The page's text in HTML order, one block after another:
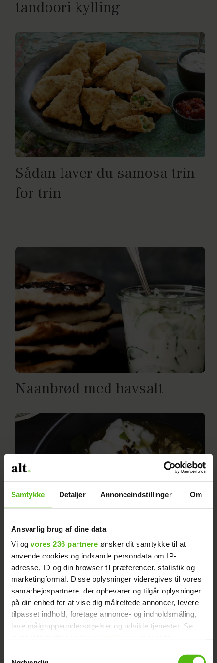
Samtykke Detaljer Annonceindstillinger Om
Ansvarlig brug af dine data
Vi og vores 236 partnere ønsker dit samtykke til at
anvende cookies og indsamle persondata om IP-
adresse, ID og din browser til præferencer, statistik og
marketingformål. Disse oplysninger videregives til vores
samarbejdspartnere, der opbevarer og tilgår oplysninger
på din enhed for at vise dig målrettede annoncer, levere
tilpasset indhold, foretage annonce- og indholdsmåling,
lave målgruppeundersøgelser og udvikle tjenester. Se
tilbage eller ændre indstillinger fra vores
tandoori kylling
Sådan laver du samosa trin
for trin
Naanbrød med havsalt
Hot dhal med sød yoghurt